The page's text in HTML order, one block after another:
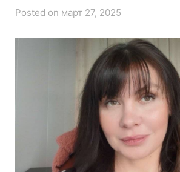
Posted on март 27, 2025